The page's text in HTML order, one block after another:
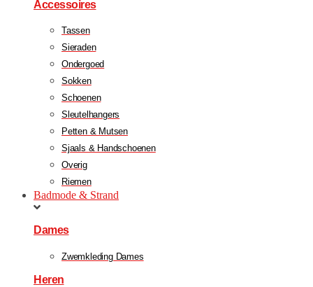
Accessoires
Tassen
Sieraden
Ondergoed
Sokken
Schoenen
Sleutelhangers
Petten & Mutsen
Sjaals & Handschoenen
Overig
Riemen
Badmode & Strand
Dames
Zwemkleding Dames
Heren